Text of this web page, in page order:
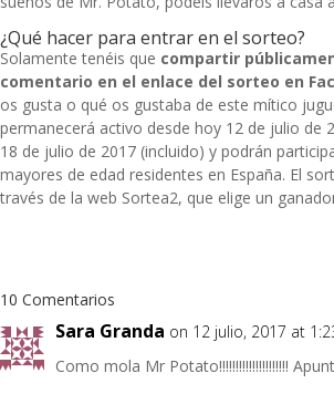
¿Qué hacer para entrar en el sorteo?
Solamente tenéis que compartir
comentario en el enlace del sorteo en
os gusta o qué os gustaba de este mítico
permanecerá activo desde hoy 12 de julio de
18 de julio de 2017 (incluido) y podrán
mayores de edad residentes en España. El
través de la web Sortea2, que elige un
10 Comentarios
Sara Granda on 12 julio, 2017 at
Como mola Mr Potato!!!!!!!!!!!!!!!!!!!!!